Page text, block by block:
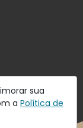
sua
a Política de